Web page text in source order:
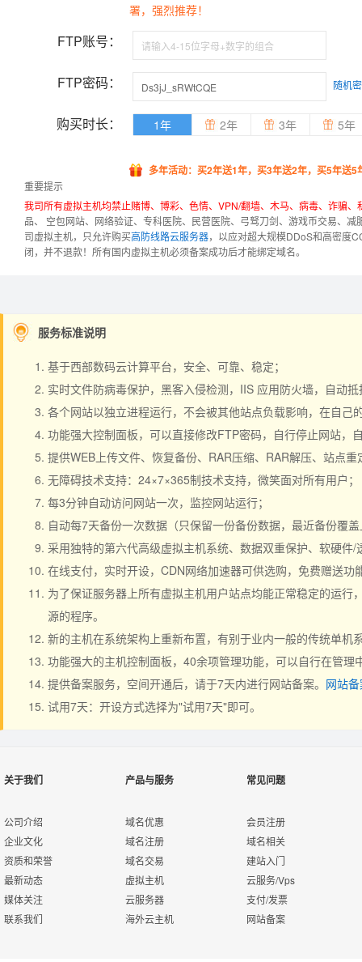
署，强烈推荐！
FTP账号：
FTP密码： 随机
购买时长： 1年 2年 3年 5年
多年活动：买2年送1年，买3年送2年，买5年送5
重要提示
我司所有虚拟主机均禁止赌博、博彩、色情、VPN/翻墙、木马、病毒、诈骗
品、 空包网站、网络验证、专科医院、民营医院、弓驽刀剑、游戏币交易、
司虚拟主机，只允许购买高防线路云服务器，以应对超大规模DDoS和高密度
闭，并不退款！ 所有国内虚拟主机必须备案成功后才能绑定域名。
服务标准说明
基于西部数码云计算平台，安全、可靠、稳定；
实时文件防病毒保护，黑客入侵检测，IIS 应用防火墙，自动
各个网站以独立进程运行，不会被其他站点负载影响，在自己
功能强大控制面板，可以直接修改FTP密码，自行停止网站，
提供WEB上传文件、恢复备份、RAR压缩、RAR解压、站点
无障碍技术支持：24×7×365制技术支持，微笑面对所有用户；
每3分钟自动访问网站一次，监控网站运行；
自动每7天备份一次数据（只保留一份备份数据，最近备份覆
采用独特的第六代高级虚拟主机系统、数据双重保护、软硬件/
在线支付，实时开设，CDN网络加速器可供选购，免费赠送
为了保证服务器上所有虚拟主机用户站点均能正常稳定的运
源的程序。
新的主机在系统架构上重新布置，有别于业内一般的传统单
功能强大的主机控制面板，40余项管理功能，可以自行在管理
提供备案服务，空间开通后，请于7天内进行网站备案。 网站
试用7天：开设方式选择为"试用7天"即可。
关于我们
公司介绍
企业文化
资质和荣誉
最新动态
媒体关注
联系我们
产品与服务
域名优惠
域名注册
域名交易
虚拟主机
云服务器
海外云主机
常见问题
会员注册
域名相关
建站入门
云服务/Vps
支付/发票
网站备案